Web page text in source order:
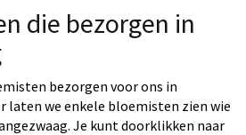
die bezorgen in
bezorgen voor ons in
laten we enkele bloemisten zien wie
Je kunt doorklikken naar